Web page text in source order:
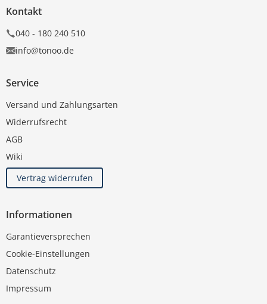
Kontakt
040 - 180 240 510
info@tonoo.de
Service
Versand und Zahlungsarten
Widerrufsrecht
AGB
Wiki
Vertrag widerrufen
Informationen
Garantieversprechen
Cookie-Einstellungen
Datenschutz
Impressum